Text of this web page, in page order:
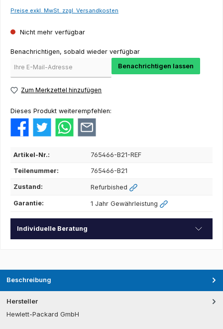
Preise exkl. MwSt. zzgl. Versandkosten
Nicht mehr verfügbar
Benachrichtigen, sobald wieder verfügbar
Benachrichtigen lassen
Zum Merkzettel hinzufügen
Dieses Produkt weiterempfehlen:
Artikel-Nr.: 765466-B21-REF
Teilenummer: 765466-B21
Zustand: Refurbished
Garantie: 1 Jahr Gewährleistung
Individuelle Beratung
Beschreibung
Hersteller
Hewlett-Packard GmbH